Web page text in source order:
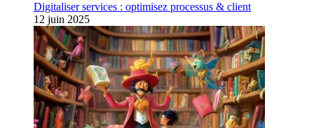
Digitaliser services : optimisez processus & client
12 juin 2025